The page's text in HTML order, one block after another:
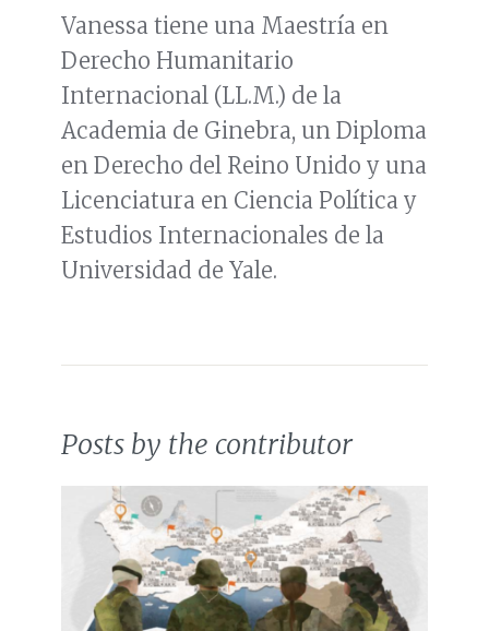
Vanessa tiene una Maestría en
Derecho Humanitario
Internacional (LL.M.) de la
Academia de Ginebra, un Diploma
en Derecho del Reino Unido y una
Licenciatura en Ciencia Política y
Estudios Internacionales de la
Universidad de Yale.
Posts by the contributor